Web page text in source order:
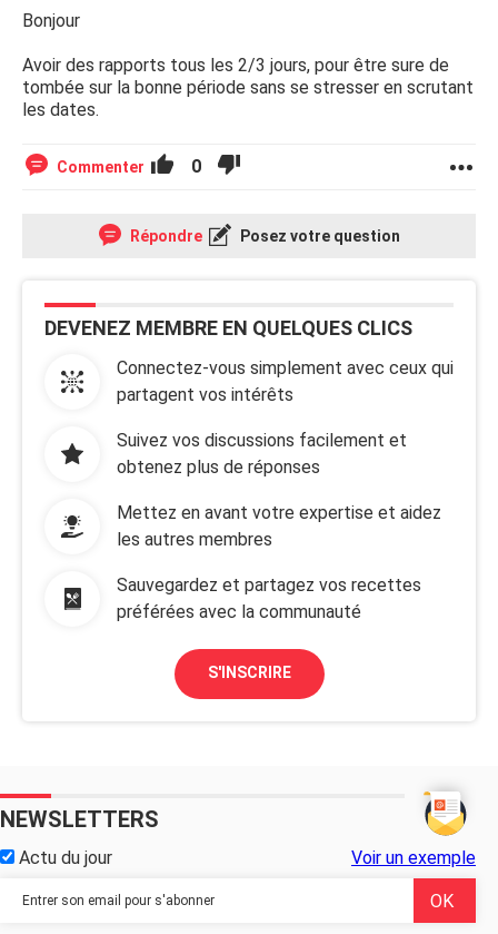
Bonjour
Avoir des rapports tous les 2/3 jours, pour être sure de
tombée sur la bonne période sans se stresser en scrutant
les dates.
Commenter 0
Répondre Posez votre question
DEVENEZ MEMBRE EN QUELQUES CLICS
Connectez-vous simplement avec ceux qui
partagent vos intérêts
Suivez vos discussions facilement et
obtenez plus de réponses
Mettez en avant votre expertise et aidez
les autres membres
Sauvegardez et partagez vos recettes
préférées avec la communauté
S'INSCRIRE
NEWSLETTERS
Actu du jour Voir un exemple